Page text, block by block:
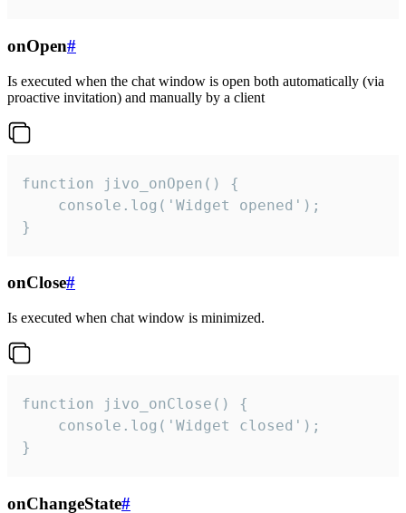
onOpen#
Is executed when the chat window is open both automatically (via
proactive invitation) and manually by a client
function jivo_onOpen() {
    console.log('Widget opened');
}
onClose#
Is executed when chat window is minimized.
function jivo_onClose() {
    console.log('Widget closed');
}
onChangeState#